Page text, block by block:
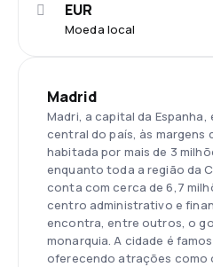
Moeda local
EUR
Madrid
Madri, a capital da
central do país, às margens
habitada por mais de 3
enquanto toda a região da
conta com cerca de 6,7
centro administrativo e
encontra, entre outros, o
monarquia. A cidade é
oferecendo atrações como